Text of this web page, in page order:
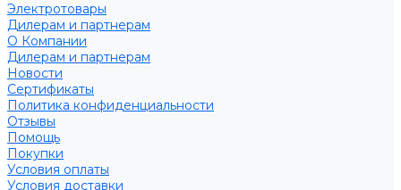
Электротовары
Дилерам и партнерам
О Компании
Дилерам и партнерам
Новости
Сертификаты
Политика конфиденциальности
Отзывы
Помощь
Покупки
Условия оплаты
Условия доставки